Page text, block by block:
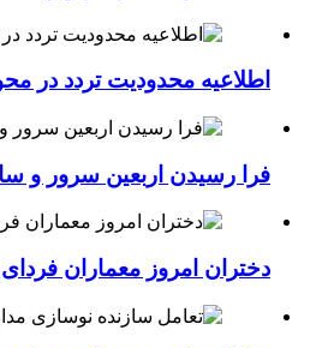
اطلاعیه محدودیت تردد در
فرا رسیدن اربعین سرور و
دختران امروز معماران